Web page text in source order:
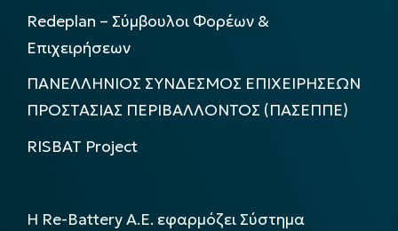
Redeplan – Σύμβουλοι Φορέων &
Επιχειρήσεων
ΠΑΝΕΛΛΗΝΙΟΣ ΣΥΝΔΕΣΜΟΣ ΕΠΙΧΕΙΡΗΣΕΩΝ
ΠΡΟΣΤΑΣΙΑΣ ΠΕΡΙΒΑΛΛΟΝΤΟΣ (ΠΑΣΕΠΠΕ)
RISBAT Project
Η Re-Battery Α.Ε. εφαρμόζει Σύστημα